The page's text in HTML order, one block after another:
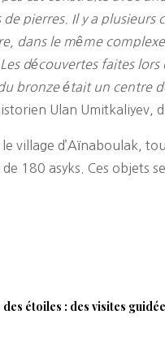
pierres. Il y a plusieurs
dans le même
découvertes faites
bronze était un centre
Ulan Umitkaliyev,
village d’Aïnaboulak,
180 asyks. Ces objets
étoiles : des visites